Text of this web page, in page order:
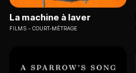
La machine à laver
FILMS COURT-MÉTRAGE